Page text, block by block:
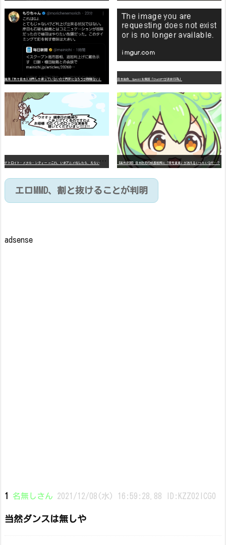
識者「我々日本人は円しか使っていないので円安になろうが問題ない」 日本生命、OpenAIを提訴「ChatGPTが非弁行為」
デ
トロイト・メタル・シティー ⇐これ、いまアニメ化したら、えらいことになってたよな？ 【高市悲報】日本政府の成長戦略に「暗号資産」が消えるいったいなぜ…？
エロMMD、割と抜けることが判明
adsense
1 名無しさん 2021/12/08(水) 16:59:28.88 ID:KZZ02lCG0
当然ダンスは無しや